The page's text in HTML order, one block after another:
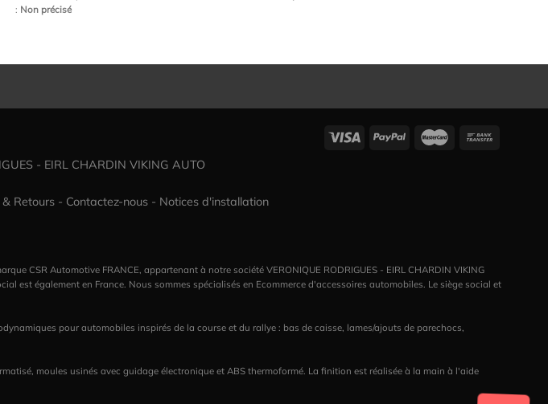
: Non précisé
- EIRL CHARDIN VIKING AUTO
Retours - Contactez-nous - Notices d'installation
CSR Automotive FRANCE, appartenant à notre société VERONIQUE RODRIGUES - EIRL CHARDIN VIKING
est également en France. Nous sommes spécialisés en Ecommerce d'accessoires automobiles. Le siège social et
pour automobiles inspirés de la course et du rallye : bas de caisse, lames/ajouts de parechocs,
moules usinés avec guidage électronique et ABS thermoformé. La finition est réalisée à la main à l'aide